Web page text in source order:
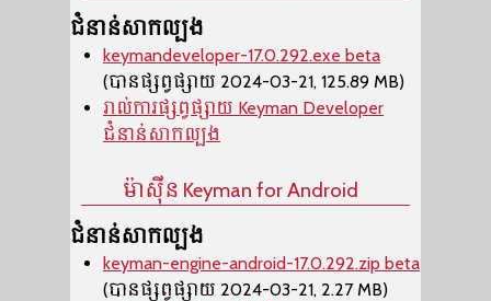
ជំនាន់សាកល្បង
keymandeveloper-17.0.292.exe beta
(បានផ្សព្វផ្សាយ 2024-03-21, 125.89 MB)
រាល់ការផ្សព្វផ្សាយ Keyman Developer
ជំនាន់សាកល្បង
ម៉ាស៊ីន​ Keyman for Android
ជំនាន់សាកល្បង
keyman-engine-android-17.0.292.zip beta
(បានផ្សព្វផ្សាយ 2024-03-21, 2.27 MB)